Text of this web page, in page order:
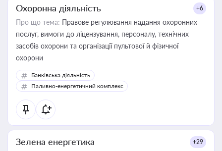
Охоронна діяльність +6
Про що тема: Правове регулювання надання охоронних
послуг, вимоги до ліцензування, персоналу, технічних
засобів охорони та організації пультової й фізичної
охорони
Банківська діяльність
Паливно-енергетичний комплекс
Зелена енергетика +29